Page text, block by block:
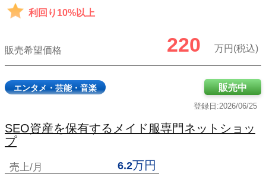
利回り10%以上
販売希望価格 220 万円(税込)
エンタメ・芸能・音楽
登録日:2026/06/25
販売中
SEO資産を保有するメイド服専門ネットショッ
プ
売上/月 6.2万円